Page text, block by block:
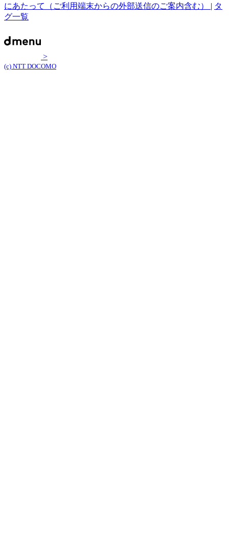
にあたって（ご利用端末からの外部送信のご案内含む） | タ
グ一覧
>
(c) NTT DOCOMO